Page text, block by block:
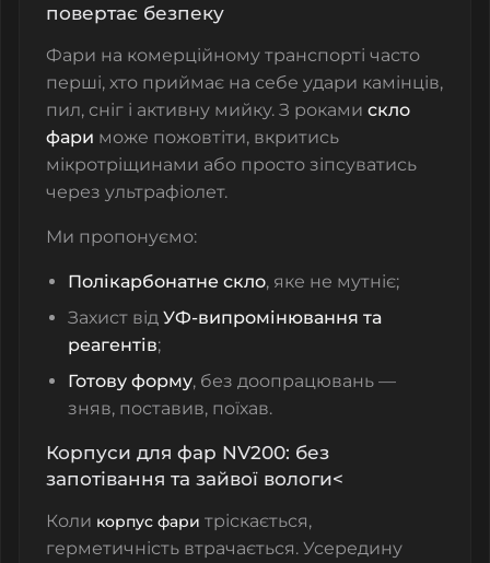
повертає безпеку
Фари на комерційному транспорті часто
перші, хто приймає на себе удари камінців,
пил, сніг і активну мийку. З роками скло
фари може пожовтіти, вкритись
мікротріщинами або просто зіпсуватись
через ультрафіолет.
Ми пропонуємо:
Полікарбонатне скло, яке не мутніє;
Захист від УФ-випромінювання та
реагентів;
Готову форму, без доопрацювань —
зняв, поставив, поїхав.
Корпуси для фар NV200: без
запотівання та зайвої вологи<
Коли корпус фари тріскається,
герметичність втрачається. Усередину